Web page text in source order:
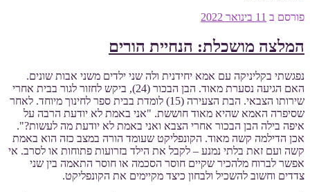
פורסם ב 11 בינואר 2022
המלצה מושכלת: הנחיית הורים
נפגשתי בקליניקה עם אמא יחידנית ולה שני ילדים משני אבות שונים.
האם הגיעה נסערת מאוד. הבן הבכור (24), ביקש לחזור לגור בבית אחרי
שירותו הצבאי. הבת הצעירה (15) לומדת בבית ספר לחינוך מיוחד. לאחר
שסיפרה האמא שהיא מאוד חוששת. "אני באמת לא יודעת הרבה על
איפה בילה הבן הבכור אחרי הצבא ואני באמת לא יודעת מה לעשות?".
אכן הדילמה קשה מאוד. הקונפליקט שעומד הורה במצב כזה הוא באמת
קשה ועם זאת בלתי נמנע – לקבל את הילד בזרועות פתוחות או לסרב. אי
אפשר לברוח מלהכיר שקיים חוסר הסכמה או חוסר התאמה בין שני
צדדים וחשוב להשכיל ולבחון כיצד מקיימים את הקונפליקט.